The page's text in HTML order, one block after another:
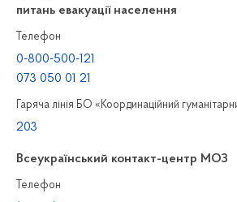
питань евакуації населення
Телефон
0-800-500-121
073 050 01 21
Гаряча лінія БО «Координаційний
203
Всеукраїнський контакт-центр МОЗ
Телефон